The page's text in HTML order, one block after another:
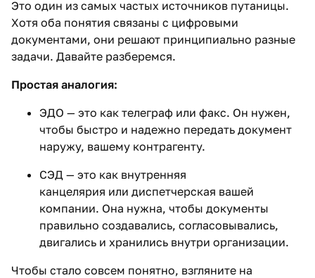
Это один из самых частых источников путаницы.
Хотя оба понятия связаны с цифровыми
документами, они решают принципиально разные
задачи. Давайте разберемся.
Простая аналогия:
ЭДО — это как телеграф или факс. Он нужен,
чтобы быстро и надежно передать документ
наружу, вашему контрагенту.
СЭД — это как внутренняя
канцелярия или диспетчерская вашей
компании. Она нужна, чтобы документы
правильно создавались, согласовывались,
двигались и хранились внутри организации.
Чтобы стало совсем понятно, взгляните на